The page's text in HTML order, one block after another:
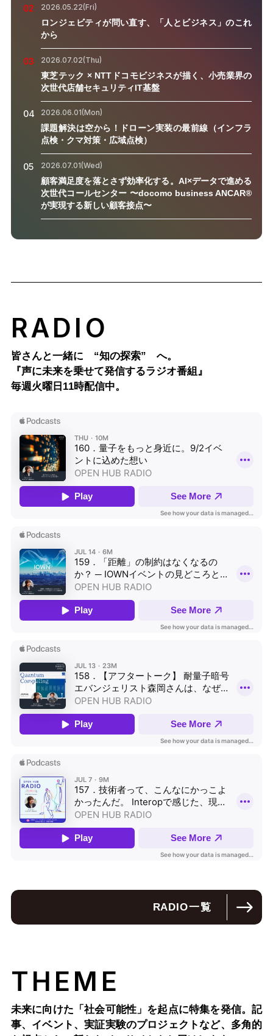
02 2026.05.22(Fri)
ロンジェビティが問い直す、「人とビジネス」のこれ
から
03 2026.07.02(Thu)
東芝テック × NTTドコモビジネスが描く、小売業界の
次世代店舗セキュリティIT基盤
04 2026.06.01(Mon)
課題解決は空から！ドローン実装の最前線（インフラ
点検・クマ対策・広域点検）
05 2026.07.01(Wed)
顧客満足度を落とさず効率化する。AI×データで進める
次世代コールセンター 〜docomo business ANCAR®
が実現する新しい顧客接点〜
RADIO
皆さんと一緒に “知の探索” へ。
『声に未来を乗せて発信するラジオ番組』
毎週火曜日11時配信中。
RADIO一覧
THEME
未来に向けた「社会可能性」を起点に特集を発信。記
事、イベント、実証実験のプロジェクトなど、多角的